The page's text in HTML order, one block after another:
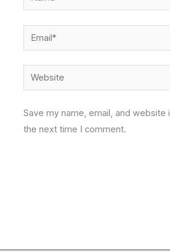
Email*
Website
Save my name, email, and
the next time I comment.